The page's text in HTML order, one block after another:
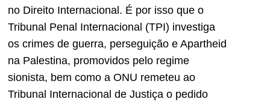
no Direito Internacional. É por isso que o
Tribunal Penal Internacional (TPI) investiga
os crimes de guerra, perseguição e Apartheid
na Palestina, promovidos pelo regime
sionista, bem como a ONU remeteu ao
Tribunal Internacional de Justiça o pedido